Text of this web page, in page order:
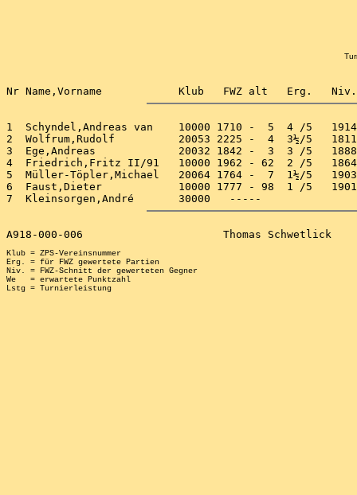
1  Schyndel,Andreas van    10000 1710 -  5  4 /5
2  Wolfrum,Rudolf          20053 2225 -  4  3½/5
3  Ege,Andreas             20032 1842 -  3  3 /5
4  Friedrich,Fritz II/91   10000 1962 - 62  2 /5   1864
5  Müller-Töpler,Michael   20064 1764 -  7  1½/5
6  Faust,Dieter            10000 1777 - 98  1 /5   1901
Klub = ZPS-Vereinsnummer
Erg. = für FWZ gewertete Partien
Niv. = FWZ-Schnitt der gewerteten Gegner
We   = erwartete Punktzahl